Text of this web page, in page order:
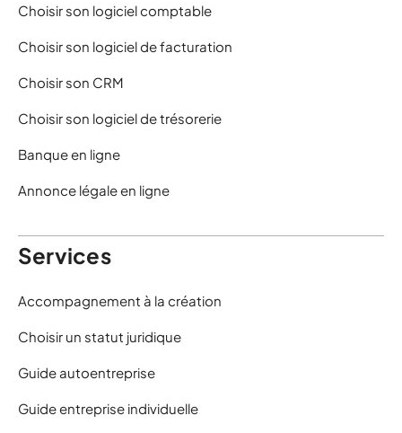
Choisir son logiciel comptable
Choisir son logiciel de facturation
Choisir son CRM
Choisir son logiciel de trésorerie
Banque en ligne
Annonce légale en ligne
Services
Accompagnement à la création
Choisir un statut juridique
Guide autoentreprise
Guide entreprise individuelle